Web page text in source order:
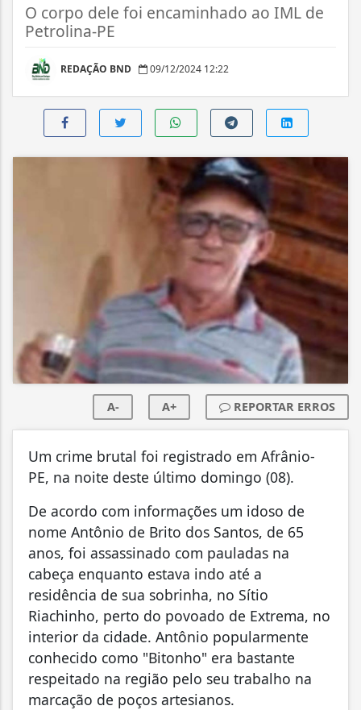
O corpo dele foi encaminhado ao IML de
Petrolina-PE
REDAÇÃO BND 09/12/2024 12:22
A- A+ REPORTAR ERROS
Um crime brutal foi registrado em Afrânio-
PE, na noite deste último domingo (08).
De acordo com informações um idoso de
nome Antônio de Brito dos Santos, de 65
anos, foi assassinado com pauladas na
cabeça enquanto estava indo até a
residência de sua sobrinha, no Sítio
Riachinho, perto do povoado de Extrema, no
interior da cidade. Antônio popularmente
conhecido como "Bitonho" era bastante
respeitado na região pelo seu trabalho na
marcação de poços artesianos.